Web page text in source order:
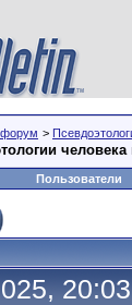
форум >
Пользователи
20:03